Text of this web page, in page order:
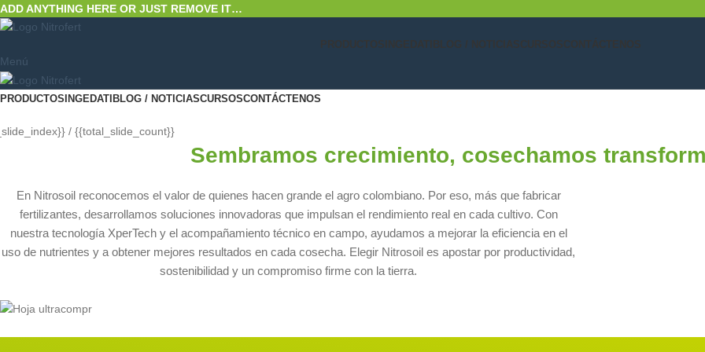
ADD ANYTHING HERE OR JUST REMOVE IT…
PRODUCTOS INGEDATI BLOG / NOTICIAS CURSOS CONTÁCTENOS
Menú
PRODUCTOSINGEDATIBLOG / NOTICIASCURSOSCONTÁCTENOS
/ {{total_slide_count}}
Sembramos crecimiento, cosechamos
En Nitrosoil reconocemos el valor de quienes hacen grande el agro colombiano. Por eso, más que fabricar
fertilizantes, desarrollamos soluciones innovadoras que impulsan el rendimiento real en cada cultivo. Con
nuestra tecnología XperTech y el acompañamiento técnico en campo, ayudamos a mejorar la eficiencia en el
uso de nutrientes y a obtener mejores resultados en cada cosecha. Elegir Nitrosoil es apostar por productividad,
sostenibilidad y un compromiso firme con la tierra.